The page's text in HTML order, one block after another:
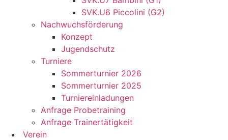
SVK.U6 Piccolini (G2)
Nachwuchsförderung
Konzept
Jugendschutz
Turniere
Sommerturnier 2026
Sommerturnier 2025
Turniereinladungen
Anfrage Probetraining
Anfrage Trainertätigkeit
Verein